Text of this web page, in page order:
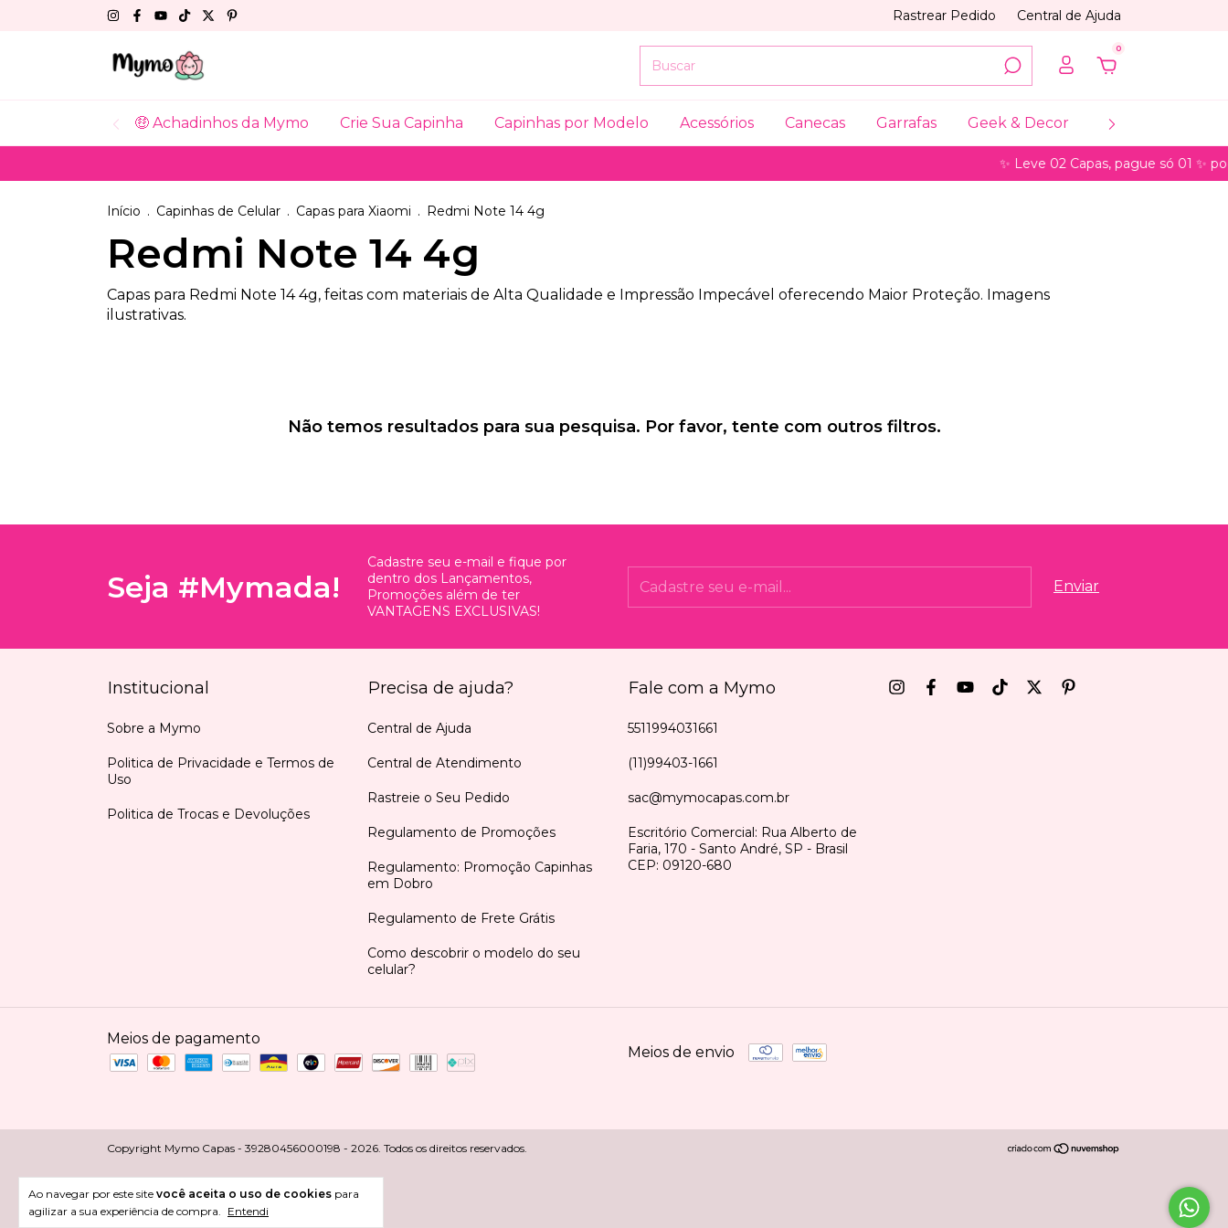
Rastrear Pedido Central de Ajuda
0
🤑 Achadinhos da Mymo Crie Sua Capinha Capinhas por Modelo Acessórios Canecas Garrafas Geek & Decor Coleções
✨ Leve 02 Capas, pague só 01 ✨
Ao navegar por este site você aceita o uso de cookies para
agilizar a sua experiência de compra. Entendi
Início . Capinhas de Celular . Capas para Xiaomi . Redmi Note 14 4g
Redmi Note 14 4g
Capas para Redmi Note 14 4g, feitas com materiais de Alta Qualidade e Impressão Impecável oferecendo Maior Proteção. Imagens
ilustrativas.
Não temos resultados para sua pesquisa. Por favor, tente com outros filtros.
Seja #Mymada!
Cadastre seu e-mail e fique por
dentro dos Lançamentos,
Promoções além de ter
VANTAGENS EXCLUSIVAS!
Institucional
Sobre a Mymo
Politica de Privacidade e Termos de
Uso
Politica de Trocas e Devoluções
Precisa de ajuda?
Central de Ajuda
Central de Atendimento
Rastreie o Seu Pedido
Regulamento de Promoções
Regulamento: Promoção Capinhas
em Dobro
Regulamento de Frete Grátis
Como descobrir o modelo do seu
celular?
Fale com a Mymo
5511994031661
(11)99403-1661
sac@mymocapas.com.br
Escritório Comercial: Rua Alberto de
Faria, 170 - Santo André, SP - Brasil
CEP: 09120-680
Meios de pagamento
Meios de envio
Copyright Mymo Capas - 39280456000198 - 2026. Todos os direitos reservados.